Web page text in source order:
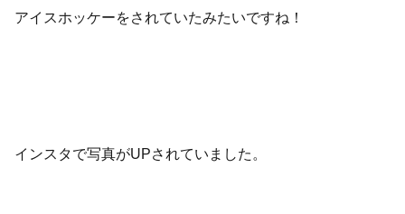
アイスホッケーをされていたみたいですね！
インスタで写真がUPされていました。